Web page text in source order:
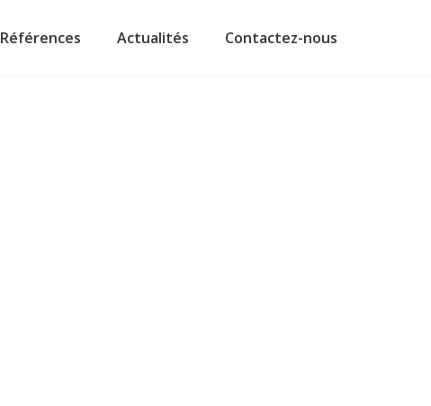
Références Actualités Contactez-nous